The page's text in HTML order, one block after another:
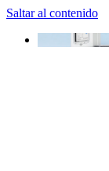
Saltar al contenido